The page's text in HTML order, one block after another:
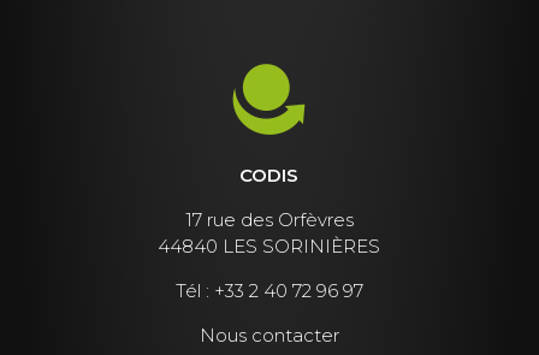
CODIS
17 rue des Orfèvres
44840 LES SORINIÈRES
Tél : +33 2 40 72 96 97
Nous contacter